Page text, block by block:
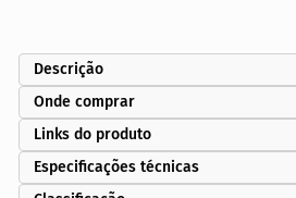
Descrição
Onde comprar
Links do produto
Especificações técnicas